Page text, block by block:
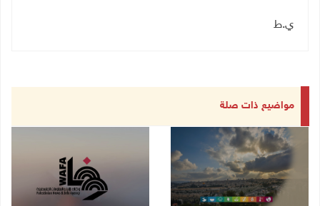
ي.ط
مواضيع ذات صلة